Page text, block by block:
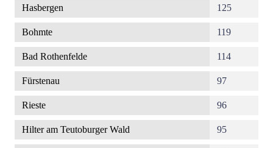
Hasbergen 125
Bohmte 119
Bad Rothenfelde 114
Fürstenau 97
Rieste 96
Hilter am Teutoburger Wald 95